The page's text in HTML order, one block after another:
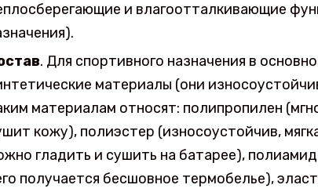
и влагоотталкивающие
. Для спортивного назначения в
материалы (они
материалам относят: полипропилен
кожу), полиэстер (износоустойчив,
гладить и сушить на батарее),
получается бесшовное термобелье),